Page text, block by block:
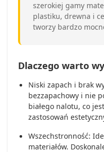
szerokiej gamy
plastiku, drewna i
tworzy bardzo
Dlaczego warto
Niski zapach i brak
bezzapachowy i nie
białego nalotu, co
zastosowań
Wszechstronność:
materiałów.